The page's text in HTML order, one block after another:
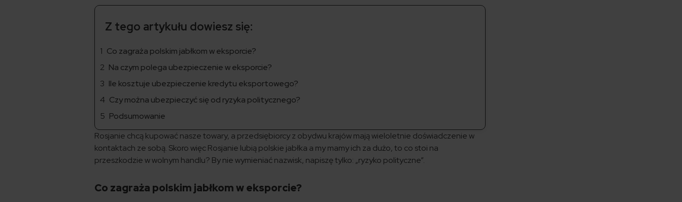
Z tego artykułu dowiesz się:
Co zagraża polskim jabłkom w eksporcie?
Na czym polega ubezpieczenie w eksporcie?
Ile kosztuje ubezpieczenie kredytu eksportowego?
Czy można ubezpieczyć się od ryzyka politycznego?
Podsumowanie
Rosjanie chcą kupować nasze towary, a przedsiębiorcy z obydwu krajów mają wieloletnie doświadczenie w
kontaktach ze sobą. Skoro więc Rosjanie lubią polskie jabłka a my mamy ich za dużo, to co stoi na
przeszkodzie w wolnym handlu? By nie wymieniać nazwisk, napiszę tylko: „ryzyko polityczne”.
Co zagraża polskim jabłkom w eksporcie?